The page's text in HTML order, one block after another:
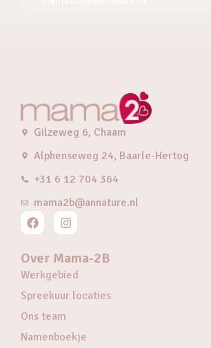
Gilzeweg 6, Chaam
Alphenseweg 24, Baarle-Hertog
+31 6 12 704 364
mama2b@annature.nl
Over Mama-2B
Werkgebied
Spreekuur locaties
Ons team
Namenboekje